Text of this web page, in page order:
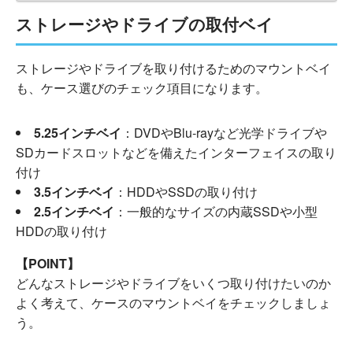
ストレージやドライブの取付ベイ
ストレージやドライブを取り付けるためのマウントベイ
も、ケース選びのチェック項目になります。
5.25インチベイ ：DVDやBlu-rayなど光学ドライブや
SDカードスロットなどを備えたインターフェイスの取り
付け
3.5インチベイ ：HDDやSSDの取り付け
2.5インチベイ ：一般的なサイズの内蔵SSDや小型
HDDの取り付け
【POINT】
どんなストレージやドライブをいくつ取り付けたいのか
よく考えて、ケースのマウントベイをチェックしましょ
う。